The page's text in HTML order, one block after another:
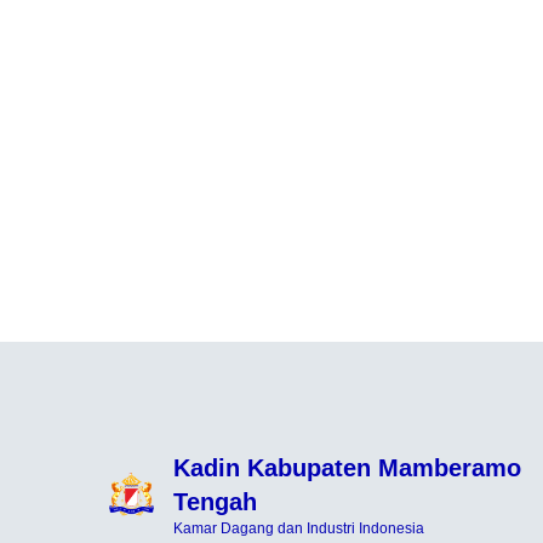
Kadin Kabupaten Mamberamo
Tengah
Kamar Dagang dan Industri Indonesia